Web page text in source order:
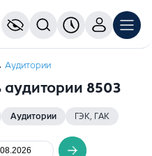
Аудитории
аудитории 8503
Аудитории ГЭК, ГАК